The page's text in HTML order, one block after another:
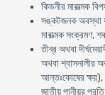
কিডনীর মারাত্মক
সঙ্কটজনক অবস্থা
মারাত্মক সংক্রমণ,
তীব্র অথবা
অথবা শ্বাসনালীর
আন্তঃকোষের ক্ষয়),
জাতীয় পানীয়র